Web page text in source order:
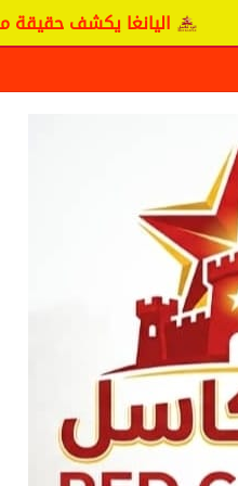
اليانغا يكشف حقيقة